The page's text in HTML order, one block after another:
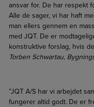
ansvar for. De har respekt
Alle de sager, vi har haft
man ellers gennem en
med JQT. De er
konstruktive forslag, hvis
Torben Schwartau,
”JQT A/S har vi arbejdet
fungerer altid godt. De er